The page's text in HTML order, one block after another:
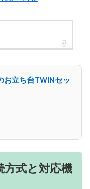
立ち台TWINセッ
方式と対応機